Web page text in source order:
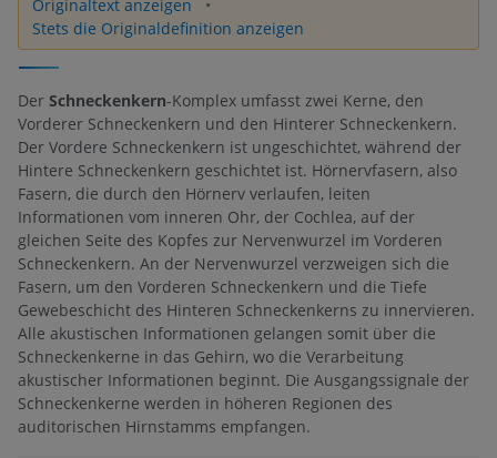
Originaltext anzeigen
Stets die Originaldefinition anzeigen
Der Schneckenkern-Komplex umfasst zwei Kerne, den
Vorderer Schneckenkern und den Hinterer Schneckenkern.
Der Vordere Schneckenkern ist ungeschichtet, während der
Hintere Schneckenkern geschichtet ist. Hörnervfasern, also
Fasern, die durch den Hörnerv verlaufen, leiten
Informationen vom inneren Ohr, der Cochlea, auf der
gleichen Seite des Kopfes zur Nervenwurzel im Vorderen
Schneckenkern. An der Nervenwurzel verzweigen sich die
Fasern, um den Vorderen Schneckenkern und die Tiefe
Gewebeschicht des Hinteren Schneckenkerns zu innervieren.
Alle akustischen Informationen gelangen somit über die
Schneckenkerne in das Gehirn, wo die Verarbeitung
akustischer Informationen beginnt. Die Ausgangssignale der
Schneckenkerne werden in höheren Regionen des
auditorischen Hirnstamms empfangen.